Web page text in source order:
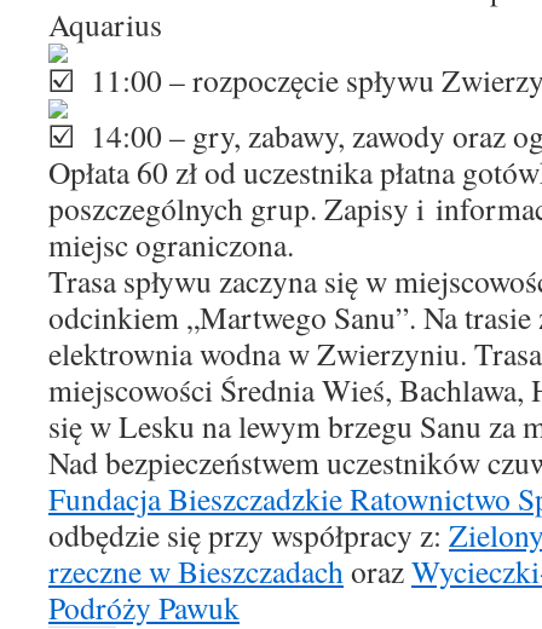
Aquarius
11:00 – rozpoczęcie spływu
14:00 – gry, zabawy, zawody oraz
Opłata 60 zł od uczestnika płatna
poszczególnych grup. Zapisy i
miejsc ograniczona.
Trasa spływu zaczyna się w
odcinkiem „Martwego Sanu”. Na
elektrownia wodna w Zwierzyniu.
miejscowości Średnia Wieś, Bachlawa,
się w Lesku na lewym brzegu Sanu za
Nad bezpieczeństwem uczestników
Fundacja Bieszczadzkie Ratownictwo
odbędzie się przy współpracy z:
rzeczne w Bieszczadachoraz
Podróży Pawuk